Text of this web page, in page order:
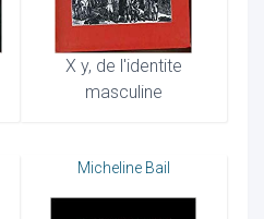
X y, de l'identite
masculine
Micheline Bail